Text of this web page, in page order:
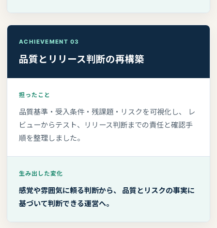
ACHIEVEMENT 03
品質とリリース判断の再構築
担ったこと
品質基準・受入条件・残課題・リスクを可視化し、 レ
ビューからテスト、リリース判断までの責任と確認手
順を整理しました。
生み出した変化
感覚や雰囲気に頼る判断から、 品質とリスクの事実に
基づいて判断できる運営へ。